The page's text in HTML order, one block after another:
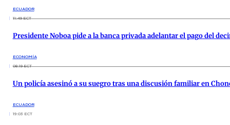
ECUADOR
11:49 ECT
Presidente Noboa pide a la banca privada adelantar el pago del
ECONOMÍA
08:19 ECT
Un policía asesinó a su suegro tras una discusión familiar en
ECUADOR
19:03 ECT